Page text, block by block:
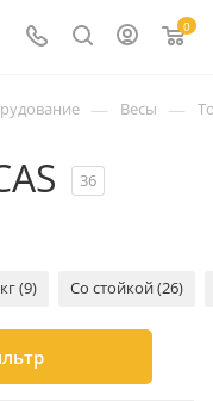
0
— Весы —
36
(9) Со стойкой (26)